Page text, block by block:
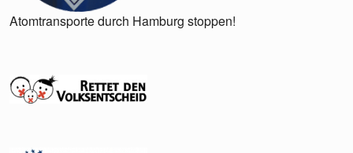
Atomtransporte durch Hamburg stoppen!